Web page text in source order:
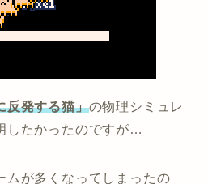
反発する猫」の物理シミュレ
したかったのですが…
ムが多くなってしまったの